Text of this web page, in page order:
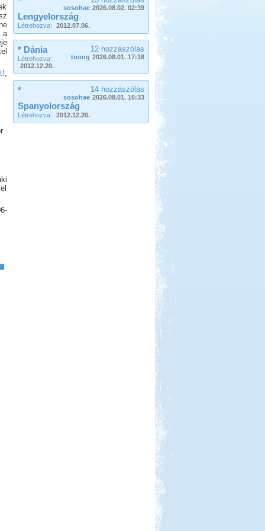
a
,
Beküldte:
Régóta kíváncsi voltam már erre a
vidékre ...
Lago Maggiore 2012. július
sosohae 2026.08.02. 02:39
Lengyelország
Létrehozva: 2012.07.06.
12 hozzászólás
toong 2026.08.01. 17:18
* Dánia
Létrehozva:
2012.12.20.
14 hozzászólás
sosohae 2026.08.01. 16:33
*
Spanyolország
Létrehozva: 2012.12.20.